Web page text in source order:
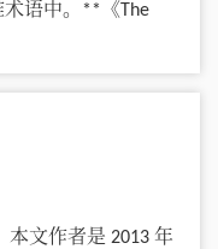
语中。**《The
本文作者是 2013 年